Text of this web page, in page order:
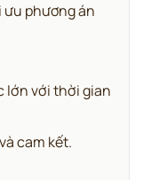
ưu phương án
lớn với thời gian
cam kết.